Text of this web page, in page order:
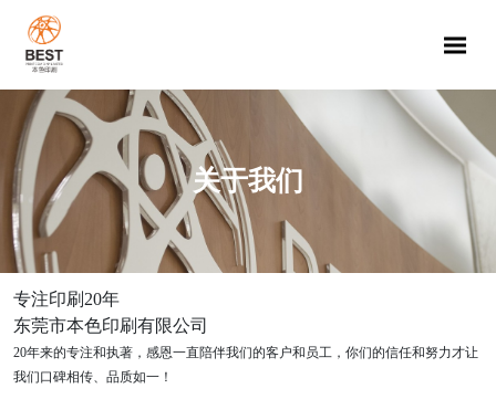
关于我们
专注印刷20年
东莞市本色印刷有限公司
20年来的专注和执著，感恩一直陪伴我们的客户和员工，你们的信任和努力才让
我们口碑相传、品质如一！